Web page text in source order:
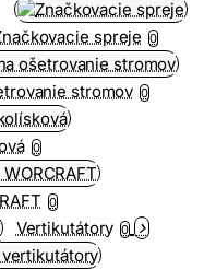
spreje 0
stromov 0
0
0
Vertikutátory 0